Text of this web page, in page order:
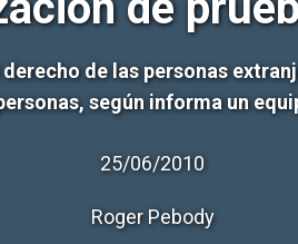
de las personas
según informa un
25/06/2010
Roger Pebody